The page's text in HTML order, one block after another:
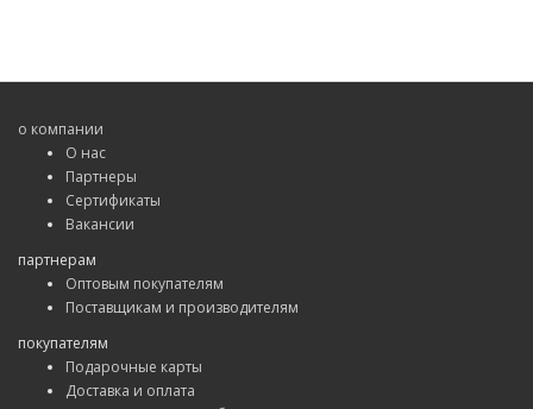
о компании
О нас
Партнеры
Сертификаты
Вакансии
партнерам
Оптовым покупателям
Поставщикам и производителям
покупателям
Подарочные карты
Доставка и оплата